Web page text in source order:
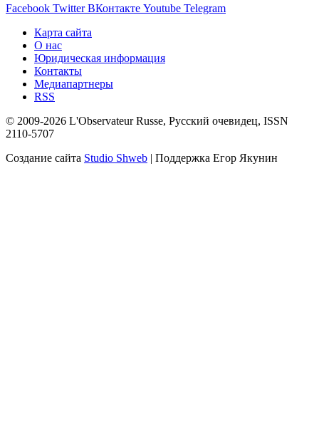
Facebook Twitter ВКонтакте Youtube Telegram
Карта сайта
О нас
Юридическая информация
Контакты
Медиапартнеры
RSS
© 2009-2026 L'Observateur Russe, Русский очевидец, ISSN
2110-5707
Создание сайта Studio Shweb | Поддержка Егор Якунин